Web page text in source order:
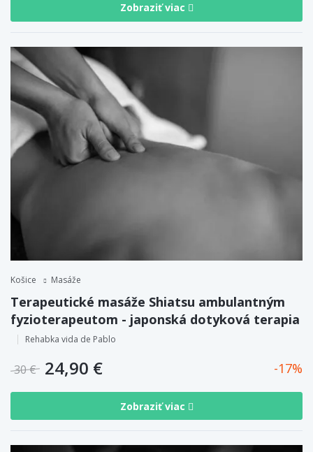
Zobraziť viac
Košice Masáže
Terapeutické masáže Shiatsu ambulantným
fyzioterapeutom - japonská dotyková terapia
Rehabka vida de Pablo
30 € 24,90 € 17
Zobraziť viac